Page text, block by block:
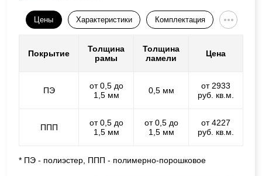
Цены Характеристики Комплектация
Покрытие
Толщина
рамы
Толщина
ламели
Цена
ПЭ
от 0,5 до
1,5 мм
0,5 мм
от 2933
руб. кв.м.
ППП
от 0,5 до
1,5 мм
от 0,5 до
1,5 мм
от 4227
руб. кв.м.
* ПЭ - полиэстер, ППП - полимерно-порошковое